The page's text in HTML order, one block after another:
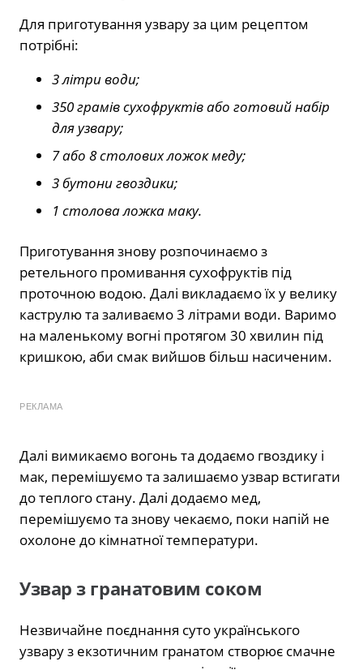
Для приготування узвару за цим рецептом
потрібні:
3 літри води;
350 грамів сухофруктів або готовий набір
для узвару;
7 або 8 столових ложок меду;
3 бутони гвоздики;
1 столова ложка маку.
Приготування знову розпочинаємо з
ретельного промивання сухофруктів під
проточною водою. Далі викладаємо їх у велику
каструлю та заливаємо 3 літрами води. Варимо
на маленькому вогні протягом 30 хвилин під
кришкою, аби смак вийшов більш насиченим.
РЕКЛАМА
Далі вимикаємо вогонь та додаємо гвоздику і
мак, перемішуємо та залишаємо узвар встигати
до теплого стану. Далі додаємо мед,
перемішуємо та знову чекаємо, поки напій не
охолоне до кімнатної температури.
Узвар з гранатовим соком
Незвичайне поєднання суто українського
узвару з екзотичним гранатом створює смачне